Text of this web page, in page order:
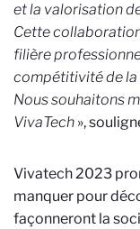
et la valorisation
Cette
filière
compétitivité de la
Nous souhaitons
VivaTech »,
Vivatech 2023
manquer pour
façonneront la